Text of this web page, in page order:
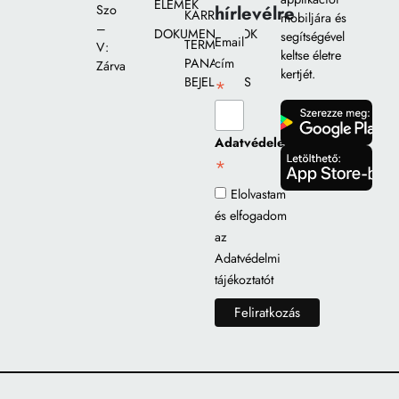
Szo
–
V:
Zárva
ELEMEK
DOKUMENTUMOK
KARRIER
TERMÉK
PANASZ
BEJELENTÉS
hírlevélre
Email
cím
*
Adatvédelem
*
Elolvastam
és elfogadom
az
Adatvédelmi
tájékoztatót
mobiljára és
segítségével
keltse életre
kertjét.
gomb
gomb